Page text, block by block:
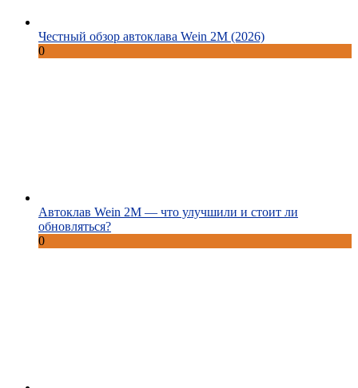
Честный обзор автоклава Wein 2M (2026)
0
Автоклав Wein 2M — что улучшили и стоит ли
обновляться?
0